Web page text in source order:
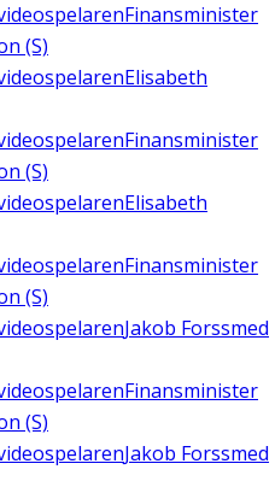
Finansminister
(S)
Elisabeth
Finansminister
(S)
Elisabeth
Finansminister
(S)
Jakob Forssmed
Finansminister
(S)
Jakob Forssmed